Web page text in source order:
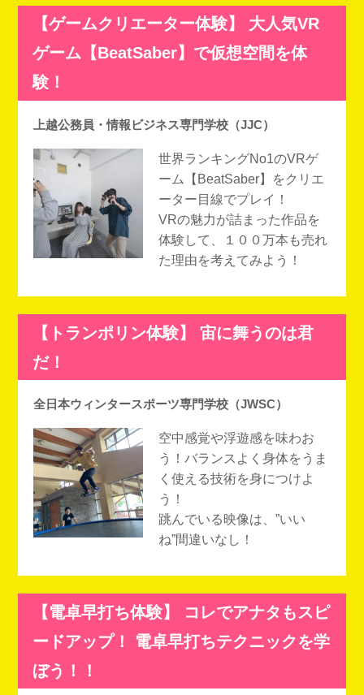
【ゲームクリエーター体験】 大人気VR
ゲーム【BeatSaber】で仮想空間を体
験！
上越公務員・情報ビジネス専門学校（JJC）
世界ランキングNo1のVRゲ
ーム【BeatSaber】をクリエ
ーター目線でプレイ！
VRの魅力が詰まった作品を
体験して、１００万本も売れ
た理由を考えてみよう！
【トランポリン体験】 宙に舞うのは君
だ！
全日本ウィンタースポーツ専門学校（JWSC）
空中感覚や浮遊感を味わお
う！バランスよく身体をうま
く使える技術を身につけよ
う！
跳んでいる映像は、”いい
ね”間違いなし！
【電卓早打ち体験】 コレでアナタもスピ
ードアップ！ 電卓早打ちテクニックを学
ぼう！！